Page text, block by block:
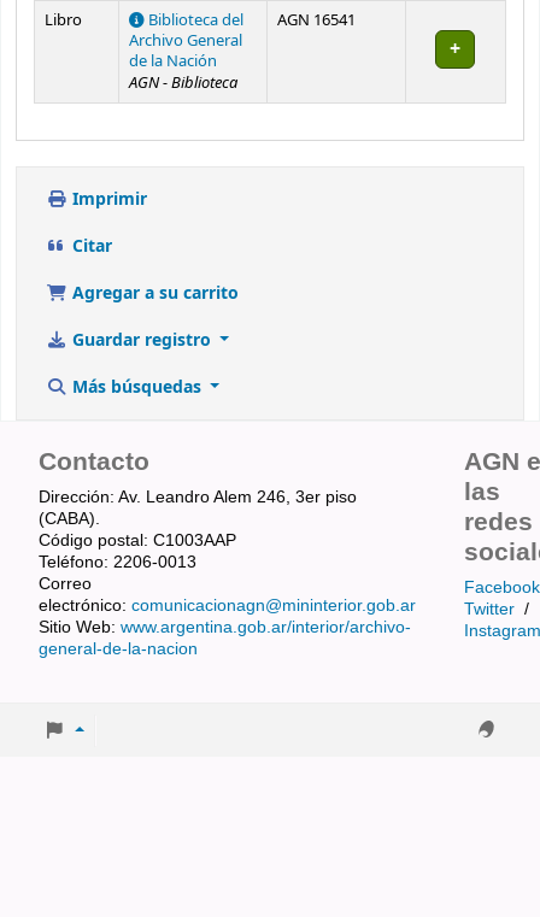
Existencias
Libro
Biblioteca del
Archivo General
de la Nación
AGN - Biblioteca
AGN 16541
Imprimir
Citar
Agregar a su carrito
Guardar registro
Más búsquedas
Contacto
Dirección: Av. Leandro Alem 246, 3er piso
(CABA).
Código postal: C1003AAP
Teléfono: 2206-0013
Correo
electrónico: comunicacionagn@mininterior.gob.ar
Sitio Web: www.argentina.gob.ar/interior/archivo-
general-de-la-nacion
AGN
las
redes
Facebook
Twitter /
Instagram